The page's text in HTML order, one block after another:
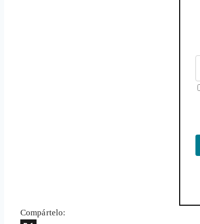
Compártelo: